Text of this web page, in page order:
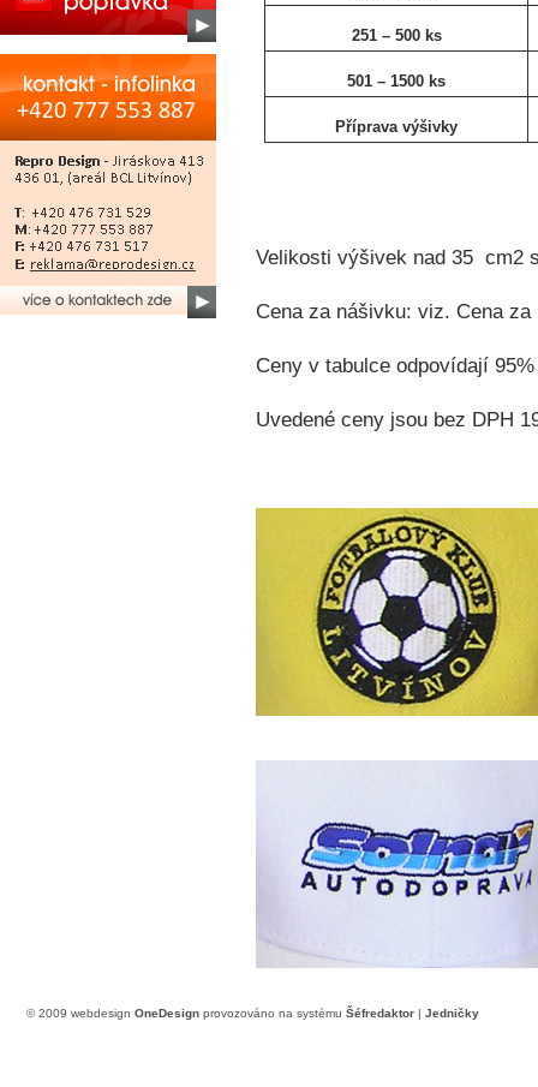
251 – 500 ks
501 – 1500 ks
Příprava výšivky
Velikosti výšivek nad 35 cm2
Cena za nášivku: viz. Cena
Ceny v tabulce odpovídají
Uvedené ceny jsou bez DPH
© 2009 webdesign OneDesign provozováno na systému Šéfredaktor | Jedničky